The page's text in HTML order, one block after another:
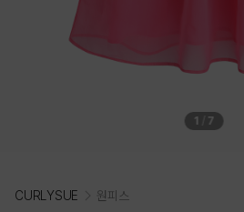
1 7
CURLYSUE 원피스